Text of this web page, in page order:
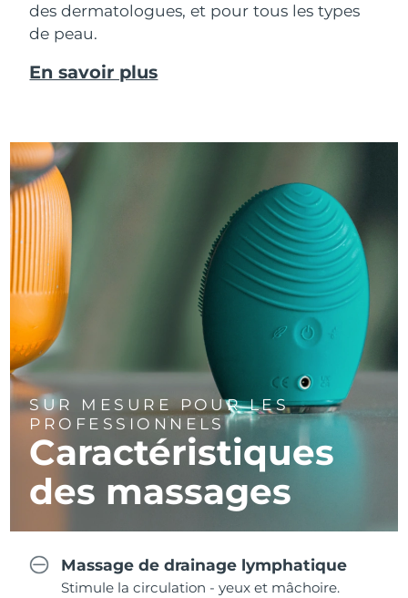
des dermatologues, et pour tous les types
de peau.
En savoir plus
SUR MESURE POUR LES
PROFESSIONNELS
Caractéristiques
des massages
Massage de drainage lymphatique
Stimule la circulation - yeux et mâchoire.